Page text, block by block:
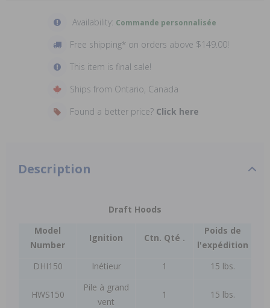
Availability: Commande personnalisée
Free shipping* on orders above $149.00!
This item is final sale!
Ships from Ontario, Canada
Found a better price? Click here
Description
Draft Hoods
Model
Number
Ignition Ctn. Qté .
Poids de
l'expédition
DHI150
Inétieur 1 15 lbs.
HWS150
Pile à grand
vent
1 15 lbs.